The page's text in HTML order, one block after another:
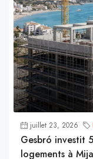
juillet 23, 2026
Gesbró investit
logements à